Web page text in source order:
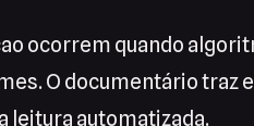
ocorrem quando
O documentário traz
leitura automatizada.